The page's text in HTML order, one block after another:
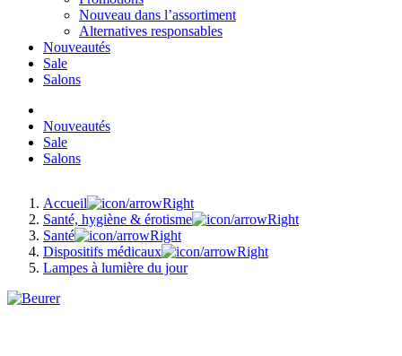
Nouveau dans l’assortiment
Alternatives responsables
Nouveautés
Sale
Salons
Nouveautés
Sale
Salons
Accueil
Santé, hygiène & érotisme
Santé
Dispositifs médicaux
Lampes à lumière du jour